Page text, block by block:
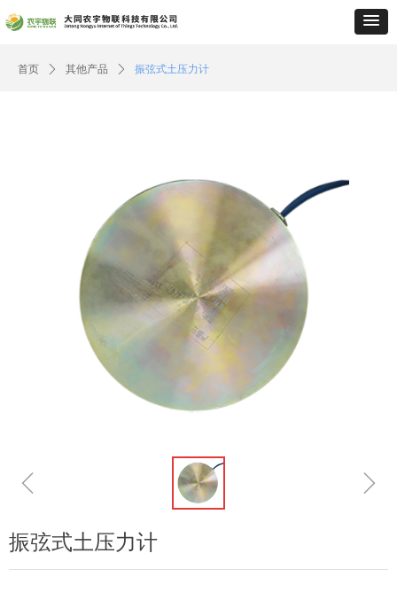
首页 ꄲ 其他产品 ꄲ 振弦式土压力计
ꁆ ꁇ
振弦式土压力计